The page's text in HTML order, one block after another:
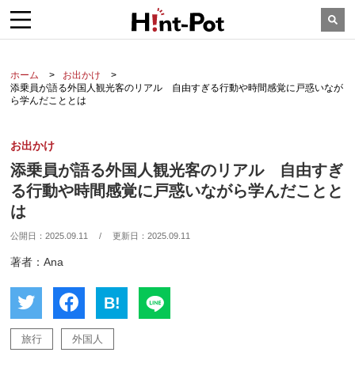
ホーム
お出かけ
添乗員が語る外国人観光客のリアル 自由すぎる行動や時間感覚に戸惑いなが
ら学んだこととは
お出かけ
添乗員が語る外国人観光客のリアル 自由すぎ
る行動や時間感覚に戸惑いながら学んだことと
は
公開日：2025.09.11 / 更新日：2025.09.11
著者：Ana
B!
旅行 外国人